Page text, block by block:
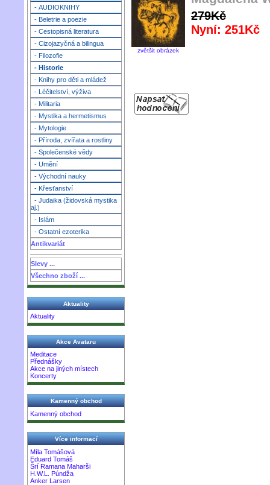
- AUDIOKNIHY
- Beletrie a poezie
- Cestopisná literatura
- Cizojazyčná a bilingua
- Filozofie
- Historie
- Knihy pro děti a mládež
- Léčitelství, výživa
- Militaria
- Mystika a hermetismus
- Mytologie
- Příroda, zvířata a rostliny
- Společenské vědy
- Umění
- Východní nauky
- Křesťanství
- Judaika (židovská mystika
aj.)
- Islám
- Ostatní ezoterika
Antikvariát
Slevy ...
Všechno zboží ...
Aktuality
Aktuality
Akce Avataru
Meditace
Přednášky
Akce na jiných místech
Koncerty
Kamenný obchod
Kamenný obchod
Více informací
Míla Tomášová
Eduard Tomáš
Šrí Ramana Maharši
H.W.L. Púndža
Anker Larsen
zvětšit obrázek
279Kč
Nyní: 251Kč